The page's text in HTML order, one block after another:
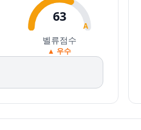
63
A
벨류점수
▲ 우수